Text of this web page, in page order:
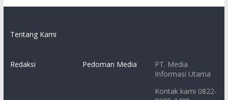
Tentang Kami
Redaksi Pedoman Media
PT. Media
Informasi Utama
Kontak kami 0822-